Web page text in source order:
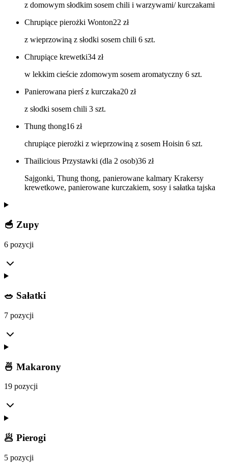
z domowym słodkim sosem chili i warzywami/ kurczakami
Chrupiące pierożki Wonton22 zł
z wieprzowiną z słodki sosem chili 6 szt.
Chrupiące krewetki34 zł
w lekkim cieście zdomowym sosem aromatyczny 6 szt.
Panierowana pierś z kurczaka20 zł
z słodki sosem chili 3 szt.
Thung thong16 zł
chrupiące pierożki z wieprzowiną z sosem Hoisin 6 szt.
Thailicious Przystawki (dla 2 osob)36 zł
Sajgonki, Thung thong, panierowane kalmary Krakersy
krewetkowe, panierowane kurczakiem, sosy i sałatka tajska
🥣 Zupy
6 pozycji
🥗 Sałatki
7 pozycji
🍜 Makarony
19 pozycji
🥟 Pierogi
5 pozycji